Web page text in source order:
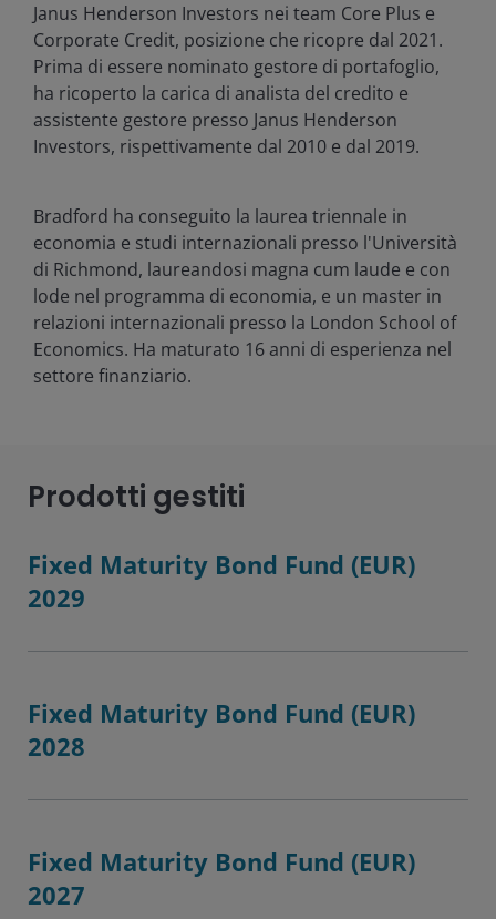
Janus Henderson Investors nei team Core Plus e
Corporate Credit, posizione che ricopre dal 2021.
Prima di essere nominato gestore di portafoglio,
ha ricoperto la carica di analista del credito e
assistente gestore presso Janus Henderson
Investors, rispettivamente dal 2010 e dal 2019.
Bradford ha conseguito la laurea triennale in
economia e studi internazionali presso l'Università
di Richmond, laureandosi magna cum laude e con
lode nel programma di economia, e un master in
relazioni internazionali presso la London School of
Economics. Ha maturato 16anni di esperienza nel
settore finanziario.
Prodotti gestiti
Fixed Maturity Bond Fund (EUR)
2029
Fixed Maturity Bond Fund (EUR)
2028
Fixed Maturity Bond Fund (EUR)
2027